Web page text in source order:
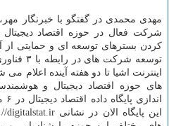
شرکت فعال در حوزه اقتصاد دیجیتال
کردن بسترهای توسعه ای و حمایتی از
توسعه
اینترنت اشیا تا دو هفته آینده اعلام
های حوزه اقتصاد دیجیتال و